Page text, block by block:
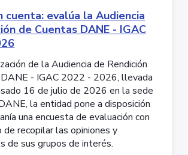
cuenta: evalúa la Audiencia
de Cuentas DANE - IGAC
de la Audiencia de Rendición
- IGAC 2022 - 2026, llevada
16 de julio de 2026 en la sede
la entidad pone a disposición
una encuesta de evaluación con
recopilar las opiniones y
de sus grupos de interés.